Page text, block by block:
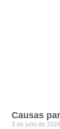
Causas
3 de julio de 2026